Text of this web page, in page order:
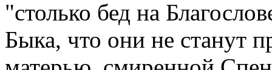
"столько бед на
Быка, что они не станут